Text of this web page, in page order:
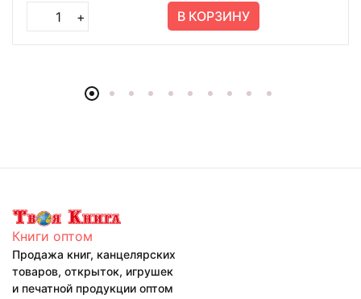
+ В КОРЗИНУ
Книги оптом
Продажа книг, канцелярских
товаров, открыток, игрушек
и печатной продукции оптом